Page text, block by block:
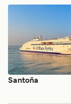
Santoña